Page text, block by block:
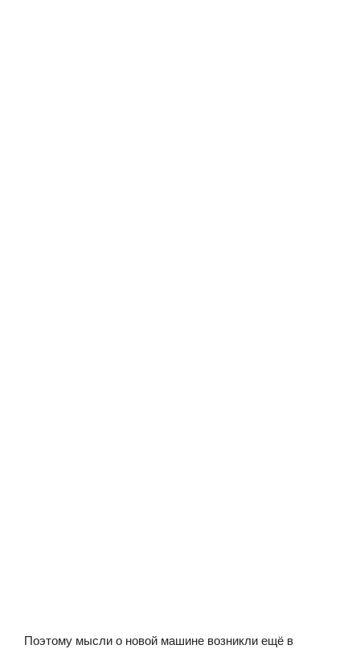
Поэтому мысли о новой машине возникли ещё в